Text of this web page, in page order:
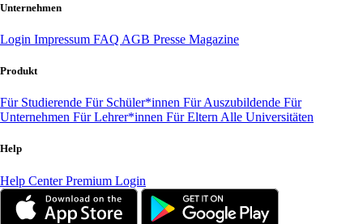
Unternehmen
Login Impressum FAQ AGB Presse Magazine
Produkt
Für Studierende Für Schüler*innen Für Auszubildende Für
Unternehmen Für Lehrer*innen Für Eltern Alle Universitäten
Help
Help CenterPremium Login